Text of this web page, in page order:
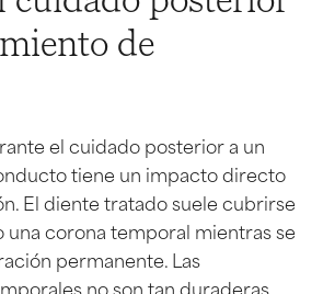
de
el cuidado posterior a un
tiene un impacto directo
El diente tratado suele cubrirse
una corona temporal mientras se
permanente. Las
no son tan duraderas